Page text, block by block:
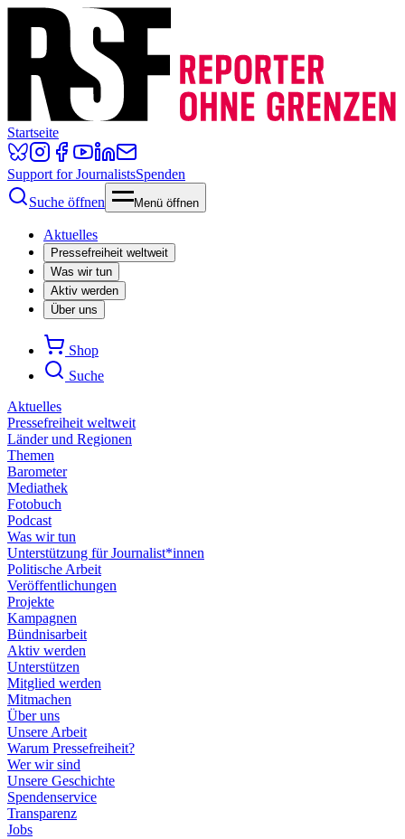
Startseite
Support for JournalistsSpenden
Suche öffnen
Menü öffnen
Aktuelles
Pressefreiheit weltweit
Was wir tun
Aktiv werden
Über uns
Shop
Suche
Aktuelles
Pressefreiheit weltweit
Länder und Regionen
Themen
Barometer
Mediathek
Fotobuch
Podcast
Was wir tun
Unterstützung für Journalist*innen
Politische Arbeit
Veröffentlichungen
Projekte
Kampagnen
Bündnisarbeit
Aktiv werden
Unterstützen
Mitglied werden
Mitmachen
Über uns
Unsere Arbeit
Warum Pressefreiheit?
Wer wir sind
Unsere Geschichte
Spendenservice
Transparenz
Jobs